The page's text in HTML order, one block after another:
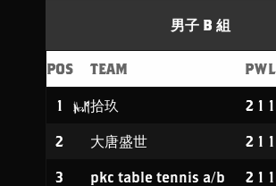
男子 B 組
POS TEAM PWL
1 拾玖 2 1 1
2 大唐盛世 2 1 1
3 pkc table tennis a/b 2 1 1